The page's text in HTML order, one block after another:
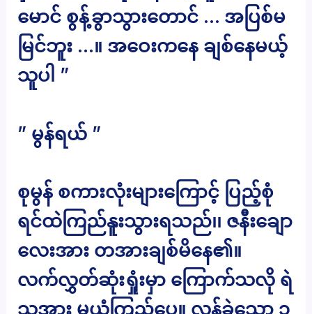
မောင် စွန့်ခွာသွားတောင် … အပြစ်မ
မြင်ဘူး …။ အဝေးကနေ ချစ်နေမယ့်
သူပါ ”
” မွန်ရယ် ”
စုမွန် စကားလုံးများကြောင့် ပြည့်စုံ
ရင်ထဲကြည်နူးသွားရသည်၊၊ ဇနီးချော
လေးအား တအားချစ်မိနေ၏။
လက်လွှတ်ဆုံးရှုံးမှာ ကြောက်သလို ရဲ
သူအား မယုံကြည်ပေ။ လွန်ခဲ့သော ၃